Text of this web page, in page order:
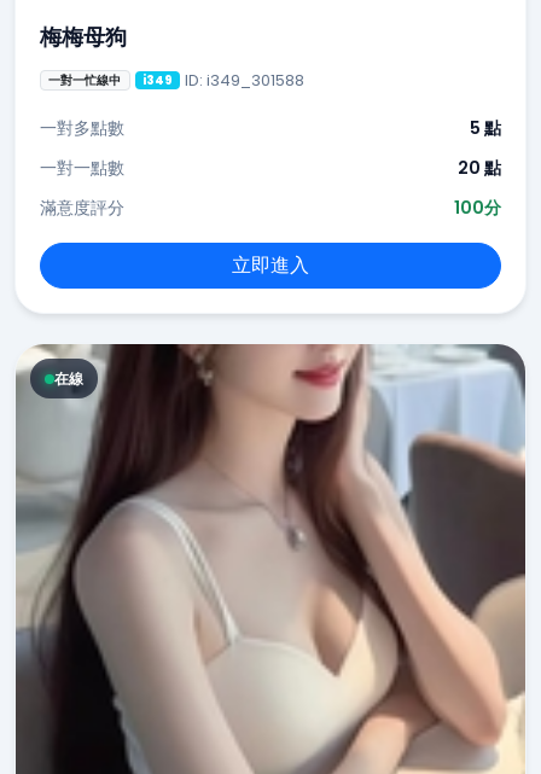
梅梅母狗
一對一忙線中 i349 ID: i349_301588
一對多點數
5 點
一對一點數
20 點
滿意度評分
100分
立即進入
在線